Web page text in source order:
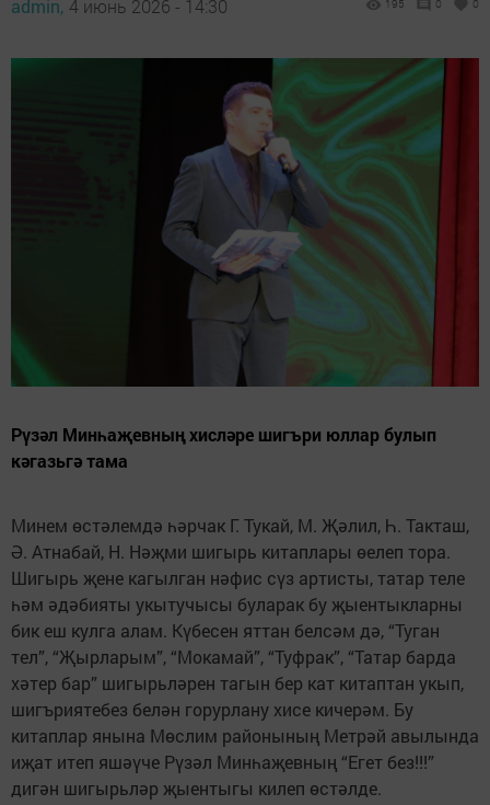
admin, 4 июнь 2026 - 14:30 195 0 0
Рүзәл Минһаҗевның хисләре шигъри юллар булып
кәгазьгә тама
Минем өстәлемдә һәрчак Г. Тукай, М. Җәлил, Һ. Такташ,
Ә. Атнабай, Н. Нәҗми шигырь китаплары өелеп тора.
Шигырь җене кагылган нәфис сүз артисты, татар теле
һәм әдәбияты укытучысы буларак бу җыентыкларны
бик еш кулга алам. Күбесен яттан белсәм дә, “Туган
тел”, “Җырларым”, “Мокамай”, “Туфрак”, “Татар барда
хәтер бар” шигырьләрен тагын бер кат китаптан укып,
шигъриятебез белән горурлану хисе кичерәм. Бу
китаплар янына Мөслим районының Метрәй авылында
иҗат итеп яшәүче Рүзәл Минһаҗевның “Егет без!!!”
дигән шигырьләр җыентыгы килеп өстәлде.